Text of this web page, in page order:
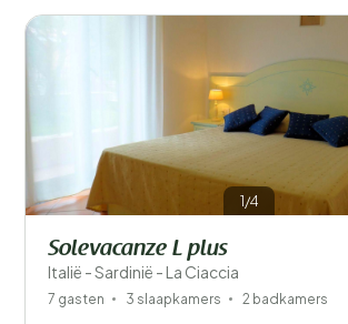
1/4
Solevacanze L plus
Italië - Sardinië - La Ciaccia
7 gasten 3 slaapkamers 2 badkamers